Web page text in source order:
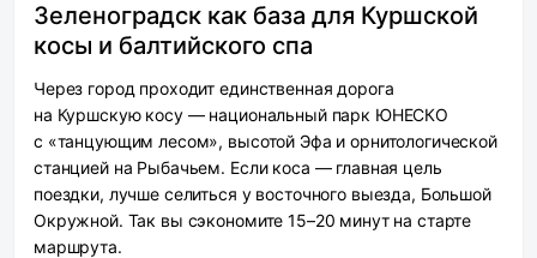
Зеленоградск как база для Куршской
косы и балтийского спа
Через город проходит единственная дорога
на Куршскую косу — национальный парк ЮНЕСКО
с «танцующим лесом», высотой Эфа и орнитологической
станцией на Рыбачьем. Если коса — главная цель
поездки, лучше селиться у восточного выезда, Большой
Окружной. Так вы сэкономите 15–20 минут на старте
маршрута.